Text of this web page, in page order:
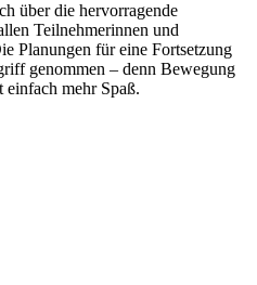
über die hervorragende
Teilnehmerinnen und
Planungen für eine Fortsetzung
genommen – denn Bewegung
einfach mehr Spaß.